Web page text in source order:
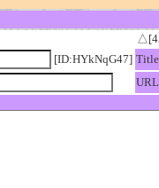
[ID:HYkNqG47] Title
URL